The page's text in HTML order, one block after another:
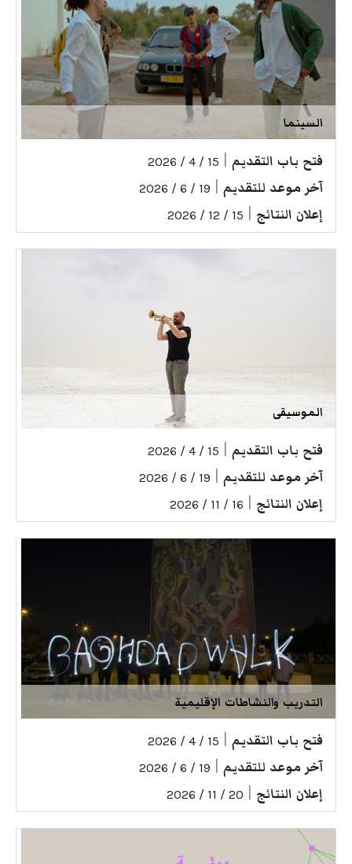
السينما
فتح باب التقديم 15 / 4 / 2026
آخر موعد للتقديم 19 / 6 / 2026
إعلان النتائج 15 / 12 / 2026
الموسيقى
فتح باب التقديم 15 / 4 / 2026
آخر موعد للتقديم 19 / 6 / 2026
إعلان النتائج 16 / 11 / 2026
التدريب والنشاطات الإقليمية
فتح باب التقديم 15 / 4 / 2026
آخر موعد للتقديم 19 / 6 / 2026
إعلان النتائج 20 / 11 / 2026